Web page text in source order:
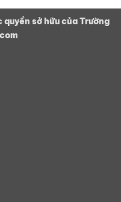
sở hữu của Trường